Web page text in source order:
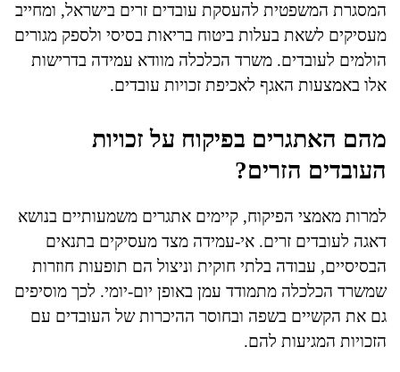
המסגרת המשפטית להעסקת עובדים זרים בישראל, ומחייב
מעסיקים לשאת בעלות ביטוח בריאות בסיסי ולספק מגורים
הולמים לעובדים. משרד הכלכלה מוודא עמידה בדרישות
אלו באמצעות האגף לאכיפת זכויות עובדים.
מהם האתגרים בפיקוח על זכויות
העובדים הזרים?
למרות מאמצי הפיקוח, קיימים אתגרים משמעותיים בנושא
דאגה לעובדים זרים. אי-עמידה מצד מעסיקים בתנאים
הבסיסיים, עבודה בלתי חוקית וניצול הם תופעות חוזרות
שמשרד הכלכלה מתמודד עמן באופן יום-יומי. לכך מוסיפים
גם את הקשיים בשפה ובחוסר ההיכרות של העובדים עם
הזכויות המגיעות להם.